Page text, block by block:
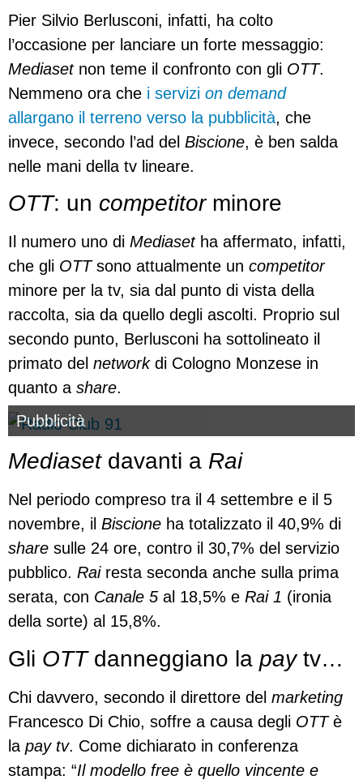
Pier Silvio Berlusconi, infatti, ha colto
l’occasione per lanciare un forte messaggio:
Mediaset non teme il confronto con gli OTT.
Nemmeno ora che i servizi on demand
allargano il terreno verso la pubblicità, che
invece, secondo l’ad del Biscione, è ben salda
nelle mani della tv lineare.
OTT: un competitor minore
Il numero uno di Mediaset ha affermato, infatti,
che gli OTTsono attualmente un competitor
minore per la tv, sia dal punto di vista della
raccolta, sia da quello degli ascolti. Proprio sul
secondo punto, Berlusconi ha sottolineato il
primato del network di Cologno Monzese in
quanto a share.
Pubblicità
Mediaset davanti a Rai
Nel periodo compreso tra il 4 settembre e il 5
novembre, il Biscione ha totalizzato il 40,9% di
share sulle 24 ore, contro il 30,7% del servizio
pubblico. Rai resta seconda anche sulla prima
serata, con Canale 5 al 18,5% e Rai 1 (ironia
della sorte) al 15,8%.
Gli OTT danneggiano la paytv…
Chi davvero, secondo il direttore del marketing
Francesco Di Chio, soffre a causa degli OTTè
la pay tv. Come dichiarato in conferenza
stampa: “Ilmodello free è quello vincente e